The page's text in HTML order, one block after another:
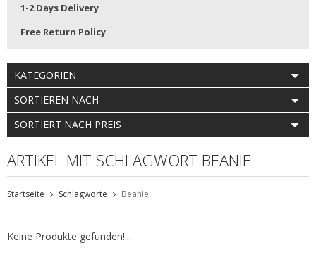
1-2 Days Delivery
Free Return Policy
KATEGORIEN
SORTIEREN NACH
SORTIERT NACH PREIS
ARTIKEL MIT SCHLAGWORT BEANIE
Startseite Schlagworte Beanie
Keine Produkte gefunden!...